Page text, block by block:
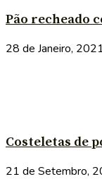
Pão recheado
28 de Janeiro,
Costeletas de
21 de Setembro,